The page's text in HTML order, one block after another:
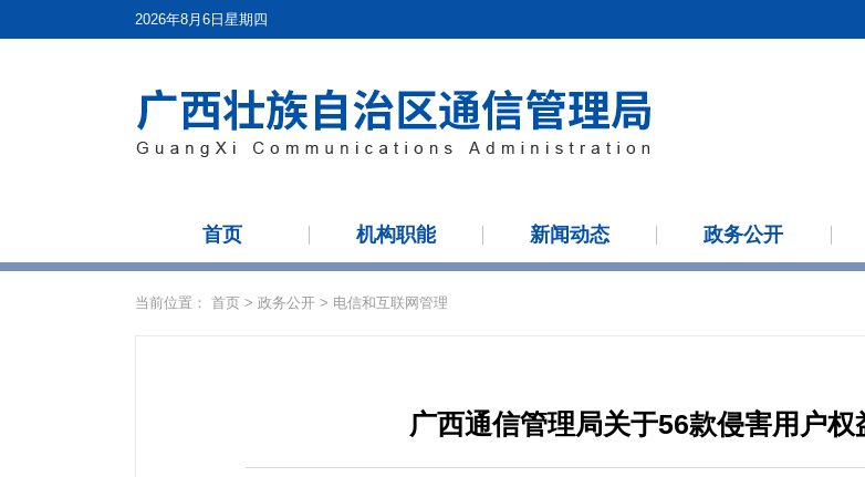
2026年8月6日星期四
首页 机构职能 新闻动态 政务公开
当前位置： 首页 > 政务公开 > 电信和互联网管理
广西通信管理局关于56款侵害用户权